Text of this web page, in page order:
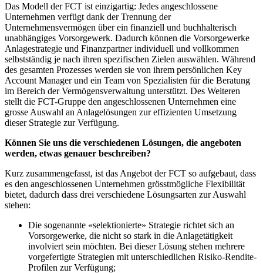
Das Modell der FCT ist einzigartig: Jedes angeschlossene
Unternehmen verfügt dank der Trennung der
Unternehmensvermögen über ein finanziell und buchhalterisch
unabhängiges Vorsorgewerk. Dadurch können die Vorsorgewerke
Anlagestrategie und Finanzpartner individuell und vollkommen
selbstständig je nach ihren spezifischen Zielen auswählen. Während
des gesamten Prozesses werden sie von ihrem persönlichen Key
Account Manager und ein Team von Spezialisten für die Beratung
im Bereich der Vermögensverwaltung unterstützt. Des Weiteren
stellt die FCT-Gruppe den angeschlossenen Unternehmen eine
grosse Auswahl an Anlagelösungen zur effizienten Umsetzung
dieser Strategie zur Verfügung.
Können Sie uns die verschiedenen Lösungen, die angeboten
werden, etwas genauer beschreiben?
Kurz zusammengefasst, ist das Angebot der FCT so aufgebaut, dass
es den angeschlossenen Unternehmen grösstmögliche Flexibilität
bietet, dadurch dass drei verschiedene Lösungsarten zur Auswahl
stehen:
Die sogenannte «selektionierte» Strategie richtet sich an
Vorsorgewerke, die nicht so stark in die Anlagetätigkeit
involviert sein möchten. Bei dieser Lösung stehen mehrere
vorgefertigte Strategien mit unterschiedlichen Risiko-Rendite-
Profilen zur Verfügung;